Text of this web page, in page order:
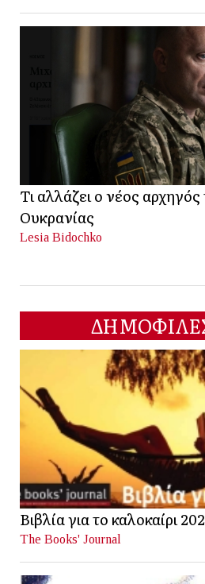
Τι αλλάζει ο νέος
Ουκρανίας
Lesia Bidochko
Βιβλία για το καλοκαίρι
The Books' Journal